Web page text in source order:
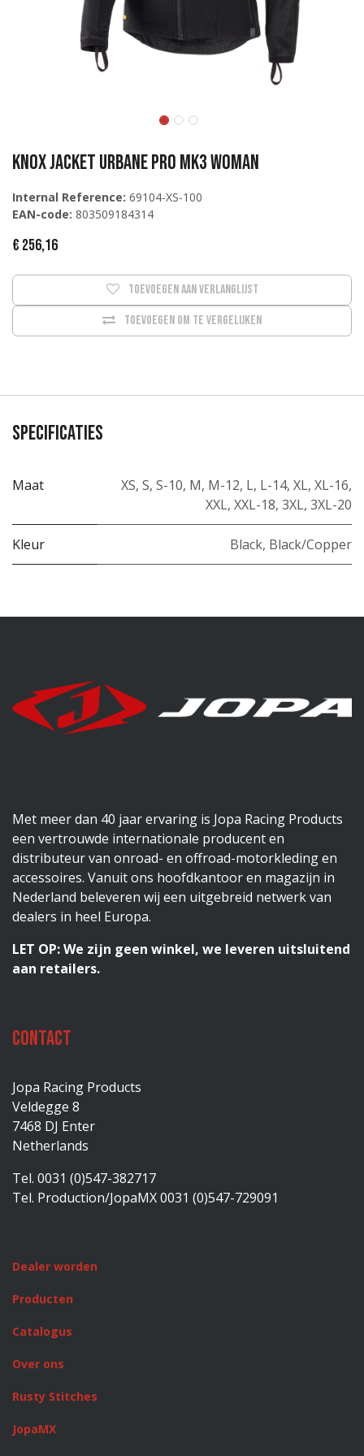
KNOX Jacket Urbane Pro MK3 Woman
Internal Reference: 69104-XS-100
EAN-code: 803509184314
€ 256,16
Toevoegen om te vergelijken
Toevoegen aan verlanglijst
Specificaties
Maat XS, S, S-10, M, M-12, L, L-14, XL, XL-16,
XXL, XXL-18, 3XL, 3XL-20
Kleur Black, Black/Copper
Met meer dan 40 jaar ervaring is Jopa Racing Products
een vertrouwde internationale producent en
distributeur van onroad- en offroad-motorkleding en
accessoires. Vanuit ons hoofdkantoor en magazijn in
Nederland beleveren wij een uitgebreid netwerk van
dealers in heel Europa.
LET OP: We zijn geen winkel, we leveren uitsluitend
aan retailers.
Contact
Jopa Racing Products
Veldegge 8
7468 DJ Enter
Netherlands
Tel. 0031 (0)547-382717
Tel. Production/JopaMX 0031 (0)547-729091
Dealer worden
Producten
Catalogus
Over ons
Rusty Stitches
JopaMX